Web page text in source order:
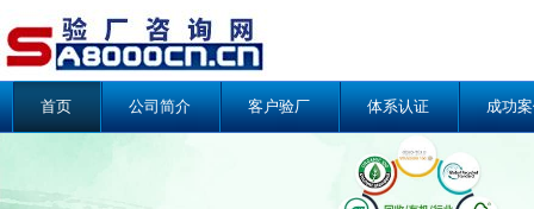
首页 公司简介 客户验厂 体系认证 成功